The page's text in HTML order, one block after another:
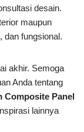
desain.
maupun
dan fungsional.
akhir. Semoga
Anda tentang
Composite Panel
lainnya